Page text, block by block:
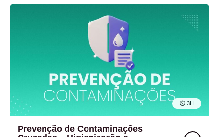
⏲︎ 3H
Prevenção de Contaminações